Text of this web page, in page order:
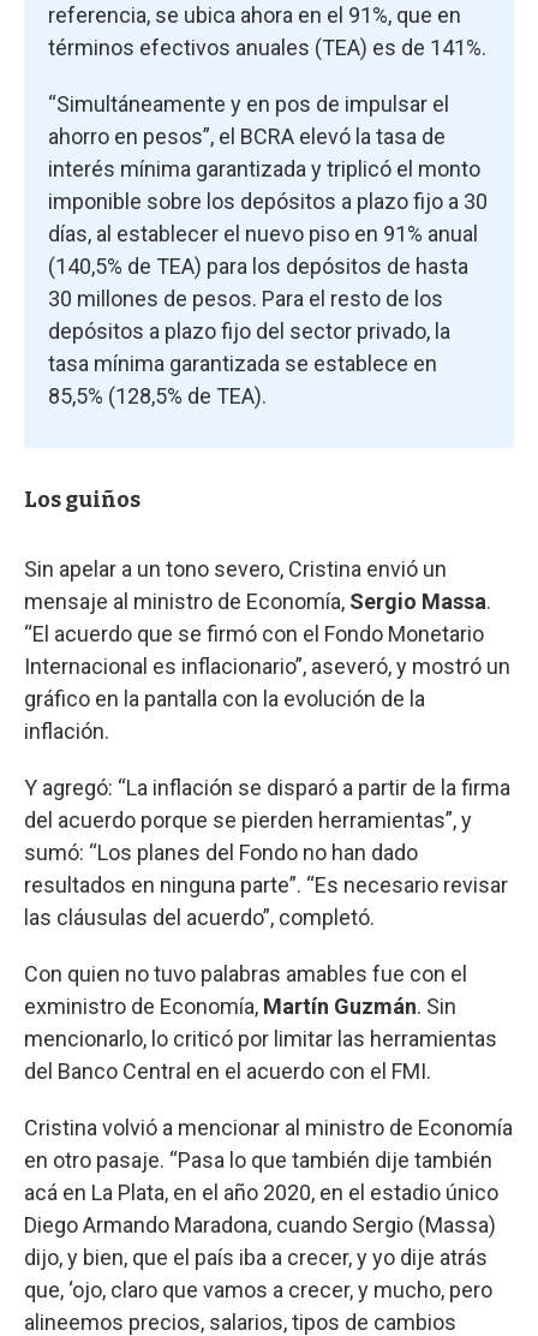
referencia, se ubica ahora en el 91%, que en
términos efectivos anuales (TEA) es de 141%.
“Simultáneamente y en pos de impulsar el
ahorro en pesos”, el BCRA elevó la tasa de
interés mínima garantizada y triplicó el monto
imponible sobre los depósitos a plazo fijo a 30
días, al establecer el nuevo piso en 91% anual
(140,5% de TEA) para los depósitos de hasta
30 millones de pesos. Para el resto de los
depósitos a plazo fijo del sector privado, la
tasa mínima garantizada se establece en
85,5% (128,5% de TEA).
Los guiños
Sin apelar a un tono severo, Cristina envió un
mensaje al ministro de Economía, Sergio Massa.
“El acuerdo que se firmó con el Fondo Monetario
Internacional es inflacionario”, aseveró, y mostró un
gráfico en la pantalla con la evolución de la
inflación.
Y agregó: “La inflación se disparó a partir de la firma
del acuerdo porque se pierden herramientas”, y
sumó: “Los planes del Fondo no han dado
resultados en ninguna parte”. “Es necesario revisar
las cláusulas del acuerdo”, completó.
Con quien no tuvo palabras amables fue con el
exministro de Economía, Martín Guzmán. Sin
mencionarlo, lo criticó por limitar las herramientas
del Banco Central en el acuerdo con el FMI.
Cristina volvió a mencionar al ministro de Economía
en otro pasaje. “Pasa lo que también dije también
acá en La Plata, en el año 2020, en el estadio único
Diego Armando Maradona, cuando Sergio (Massa)
dijo, y bien, que el país iba a crecer, y yo dije atrás
que, ‘ojo, claro que vamos a crecer, y mucho, pero
alineemos precios, salarios, tipos de cambios